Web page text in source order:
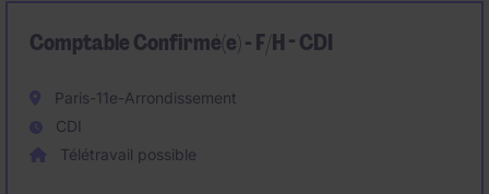
polyvalence, l'autonomie et l'amélioration continue
Comptable Confirmé(e) - F/H - CDI
Paris-11e-Arrondissement
CDI
Télétravail possible